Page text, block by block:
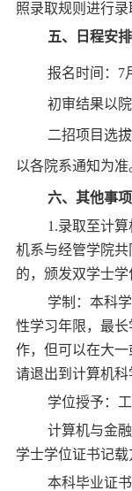
照录取规则进行录
五、日程安排
报名时间：7
初审结果以
二招项目选
以各院系通知为准
六、其他事项
1.录取至计
机系与经管学院
的，颁发双学士学
学制：本科
性学习年限，最
作，但可以在大
请退出到计算机科
学位授予：
计算机与金
学士学位证书记载
本科毕业证